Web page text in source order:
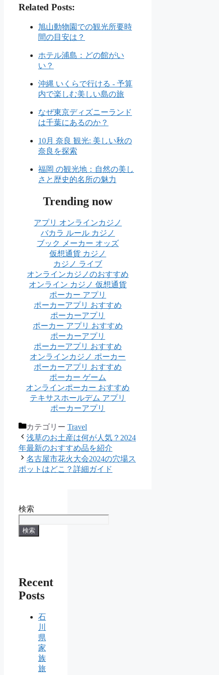
Related Posts:
旭山動物園での観光所要時
間の目安は？
ホテル浦島：どの館がい
い？
沖縄 いくらで行ける - 予算
内で楽しむ美しい島の旅
なぜ東京ディズニーランド
は千葉にあるのか？
10月 奈良 観光: 美しい秋の
奈良を探索
福岡 の観光地：自然の美し
さと歴史的名所の魅力
Trending now
アプリ オンラインカジノ
バカラ ルール カジノ
ブック メーカー オッズ
仮想通貨 カジノ
カジノ ライブ
オンラインカジノのおすすめ
オンライン カジノ 仮想通貨
ポーカー アプリ
ポーカーアプリ おすすめ
ポーカーアプリ
ポーカー アプリ おすすめ
ポーカーアプリ
ポーカーアプリ おすすめ
オンラインカジノ ポーカー
ポーカーアプリ おすすめ
ポーカー ゲーム
オンラインポーカー おすすめ
テキサスホールデム アプリ
ポーカーアプリ
カテゴリー Travel
浅草のお土産は何が人気？2024
年最新のおすすめ品を紹介
名古屋市花火大会2024の穴場ス
ポットはどこ？詳細ガイド
検索
検索
Recent
Posts
石
川
県
家
族
旅